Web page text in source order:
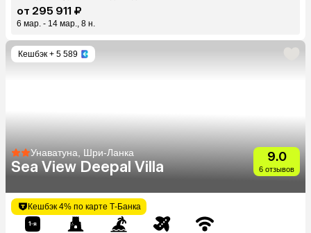
от 295 911 ₽
6 мар. - 14 мар., 8 н.
Кешбэк + 5 589
Унаватуна, Шри-Ланка
Sea View Deepal Villa
9.0
6 отзывов
Кешбэк 4% по карте Т-Банка